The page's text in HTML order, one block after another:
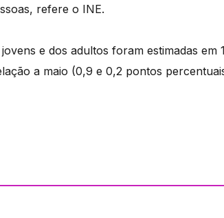
refere o INE.
e dos adultos foram estimadas
a maio (0,9 e 0,2 pontos